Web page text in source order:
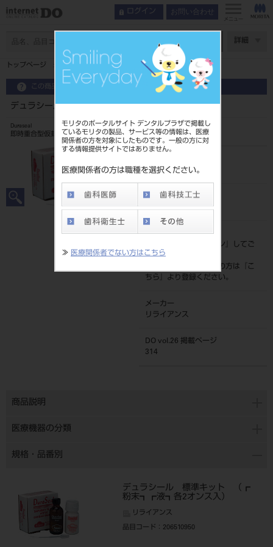
モリタのポータルサイト デンタルプラザで掲載し
ているモリタの製品、サービス等の情報は、医療
関係者の方を対象にしたものです。一般の方に対
する情報提供サイトではありません。
医療関係者の方は職種を選択ください。
≫ 医療関係者でない方はこちら
ログイン お問い合わせ
メニュー
詳細
トップページ デュラシール （液）2オンス
この商品に関するお問い合わせ
デュラシール （液）2オンス
Duraseal
即時重合型仮封材料
206510952
JAN/EANコード
標準価格
ログイン
』してご
覧ください。
ネット会員登録がまだの方は『
こ
ちら
』より登録ください。
メーカー
リライアンス
DO vol.26 掲載ページ
314
商品説明
医療機器の分類
規格・品番別
デュラシール 標準キット （┏
粉末┓┏液┓各2オンス入）
リライアンス
品目コード ：206510950